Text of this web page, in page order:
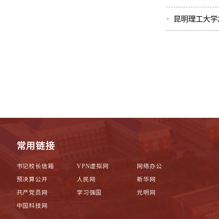
昆明理工大
常用链接
书记校长信箱 VPN虚拟网
网络办公
预决算公开
人民网
新华网
共产党员网
学习强国
光明网
中国科技网